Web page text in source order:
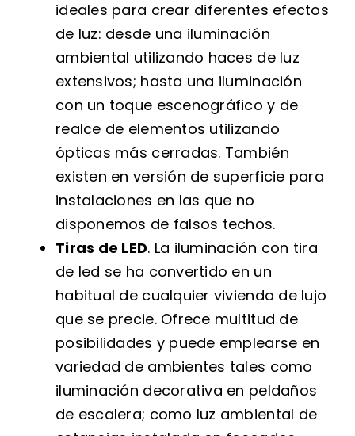
ideales para crear diferentes efectos
de luz: desde una iluminación
ambiental utilizando haces de luz
extensivos; hasta una iluminación
con un toque escenográfico y de
realce de elementos utilizando
ópticas más cerradas. También
existen en versión de superficie para
instalaciones en las que no
disponemos de falsos techos.
Tiras de LED. La iluminación con tira
de led se ha convertido en un
habitual de cualquier vivienda de lujo
que se precie. Ofrece multitud de
posibilidades y puede emplearse en
variedad de ambientes tales como
iluminación decorativa en peldaños
de escalera; como luz ambiental de